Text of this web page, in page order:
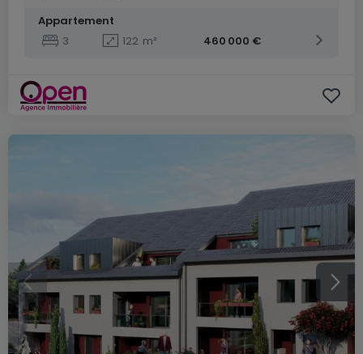
Appartement
3
122 m² 460 000 €